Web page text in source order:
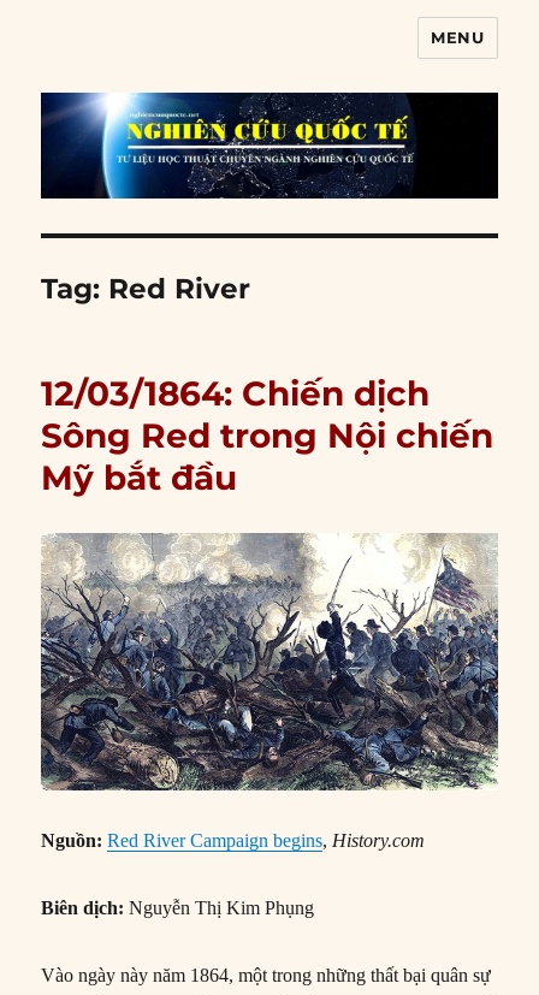
MENU
Tag: Red River
12/03/1864: Chiến dịch
Sông Red trong Nội chiến
Mỹ bắt đầu
Nguồn: Red River Campaign begins,History.com
Biên dịch: Nguyễn Thị Kim Phụng
Vào ngày này năm 1864, một trong những thất bại quân sự